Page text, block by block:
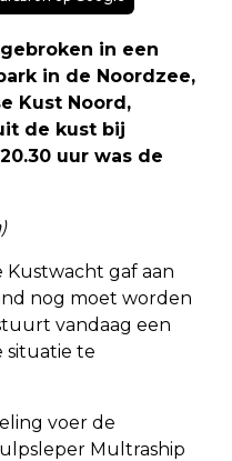
in een
in de Noordzee,
Kust Noord,
de kust bij
uur was de
Kustwacht gaf aan
nog moet worden
vandaag een
situatie te
voer de
Multraship